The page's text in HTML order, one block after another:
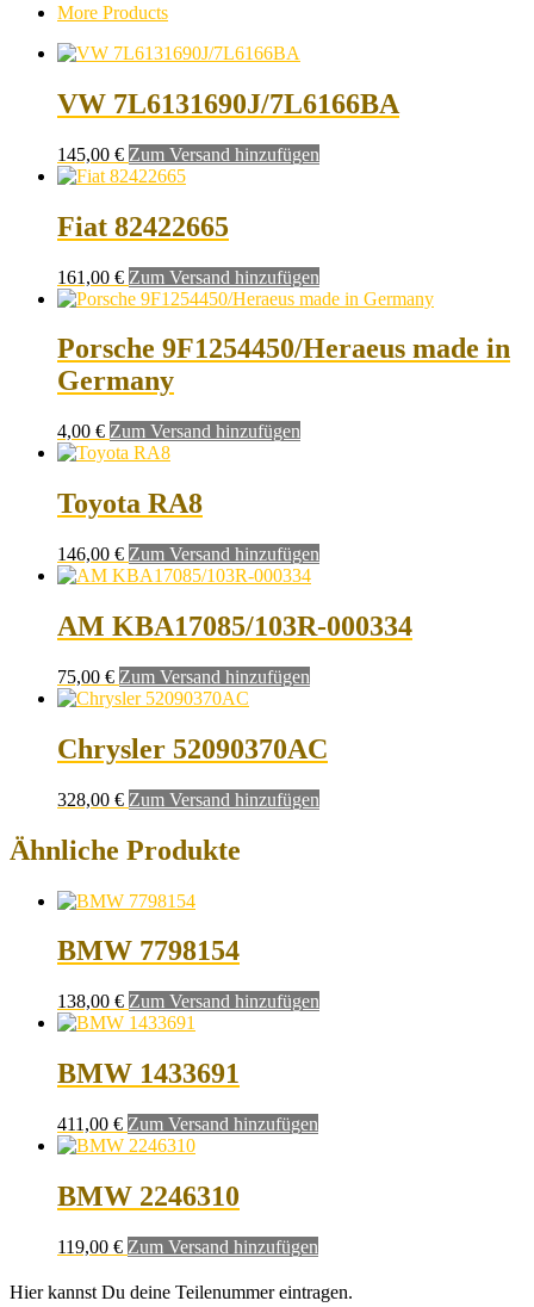
More Products
VW 7L6131690J/7L6166BA
145,00 € Zum Versand hinzufügen
Fiat 82422665
161,00 € Zum Versand hinzufügen
Porsche 9F1254450/Heraeus made in
Germany
4,00 € Zum Versand hinzufügen
Toyota RA8
146,00 € Zum Versand hinzufügen
AM KBA17085/103R-000334
75,00 € Zum Versand hinzufügen
Chrysler 52090370AC
328,00 € Zum Versand hinzufügen
Ähnliche Produkte
BMW 7798154
138,00 € Zum Versand hinzufügen
BMW 1433691
411,00 € Zum Versand hinzufügen
BMW 2246310
119,00 € Zum Versand hinzufügen
Hier kannst Du deine Teilenummer eintragen.